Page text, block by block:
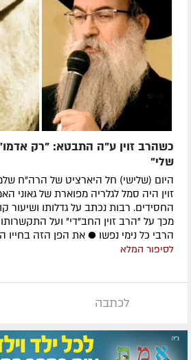
כשהרב זוין ע"ה התבטא: "רק
שלי"
היום (שלישי) חל היארציט של הרה"ח
זוין היה סמל לגלריה מפוארת של גאוני
החסידים. רבות נכתב על גדלותו ושיעור
מכך על "הרב זוין החב"די" ועל
הרבי כל נימי נפשו ● את הפן הזה בחייו
לסיפור המלא
לכתבה